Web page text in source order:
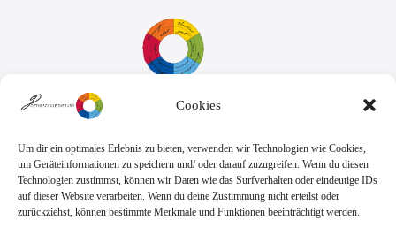
Cookies
Um dir ein optimales Erlebnis zu bieten, verwenden wir Technologien wie Cookies,
um Geräteinformationen zu speichern und/ oder darauf zuzugreifen. Wenn du diesen
Technologien zustimmst, können wir Daten wie das Surfverhalten oder eindeutige IDs
auf dieser Website verarbeiten. Wenn du deine Zustimmung nicht erteilst oder
zurückziehst, können bestimmte Merkmale und Funktionen beeinträchtigt werden.
Sekretariat:
Freitag: 7.45 Uhr bis 13.00 Uhr
E-Mail:
sekretariat@goethe.schule
Telefon
+49 6071 9888 0
Fax
+49 6071 9888 50